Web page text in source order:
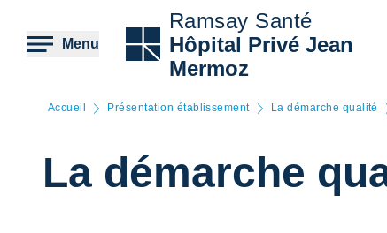
contenu
principal
Menu
Ramsay Santé
Hôpital Privé Jean
Mermoz
Accueil Présentation établissement La démarche qualité
La démarche